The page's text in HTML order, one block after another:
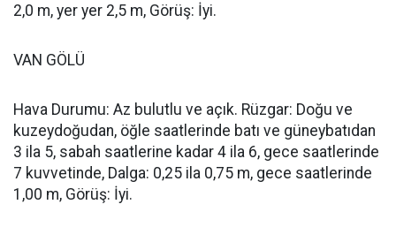
2,0 m, yer yer 2,5 m, Görüş: İyi.
VAN GÖLÜ
Hava Durumu: Az bulutlu ve açık. Rüzgar: Doğu ve
kuzeydoğudan, öğle saatlerinde batı ve güneybatıdan
3 ila 5, sabah saatlerine kadar 4 ila 6, gece saatlerinde
7 kuvvetinde, Dalga: 0,25 ila 0,75 m, gece saatlerinde
1,00 m, Görüş: İyi.